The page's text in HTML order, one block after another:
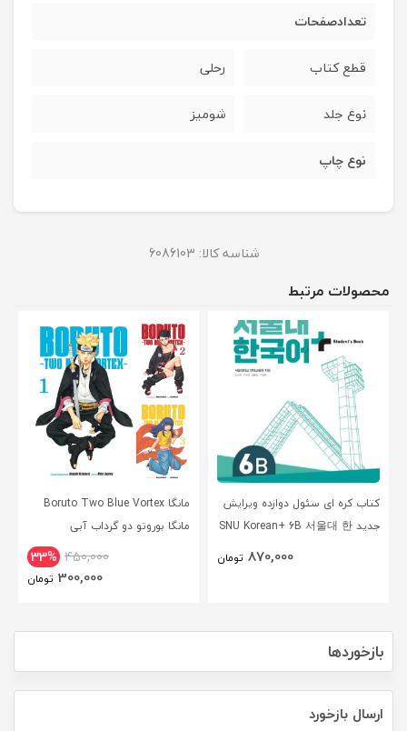
تعدادصفحات
قطع کتاب رحلی
نوع جلد شومیز
نوع چاپ
شناسه کالا: 6086103
محصولات مرتبط
کتاب کره ای سئول دوازده ویرایش
جدید SNU Korean+ 6B 서울대 한
870,000 تومان
مانگا Boruto Two Blue Vortex
مانگا بوروتو دو گرداب آبی
33% 450,000
300,000 تومان
بازخوردها
ارسال بازخورد